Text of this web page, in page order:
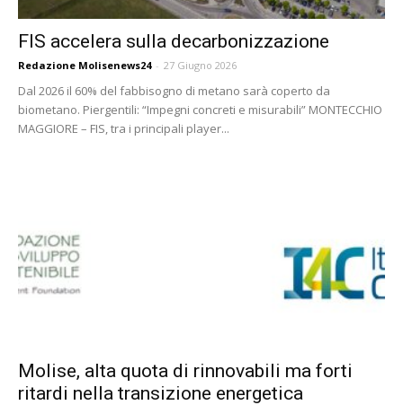
FIS accelera sulla decarbonizzazione
Redazione Molisenews24 - 27 Giugno 2026
Dal 2026 il 60% del fabbisogno di metano sarà coperto da
biometano. Piergentili: “Impegni concreti e misurabili” MONTECCHIO
MAGGIORE – FIS, tra i principali player...
Molise, alta quota di rinnovabili ma forti
ritardi nella transizione energetica